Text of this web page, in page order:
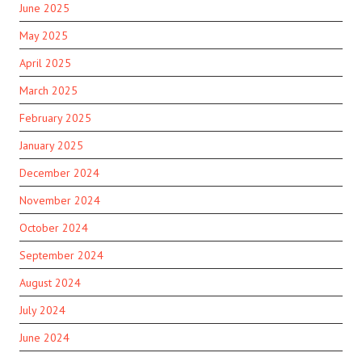
June 2025
May 2025
April 2025
March 2025
February 2025
January 2025
December 2024
November 2024
October 2024
September 2024
August 2024
July 2024
June 2024